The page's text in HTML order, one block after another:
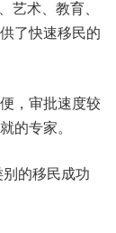
艺术、教育、
了快速移民的
，审批速度较
的专家。
的移民成功